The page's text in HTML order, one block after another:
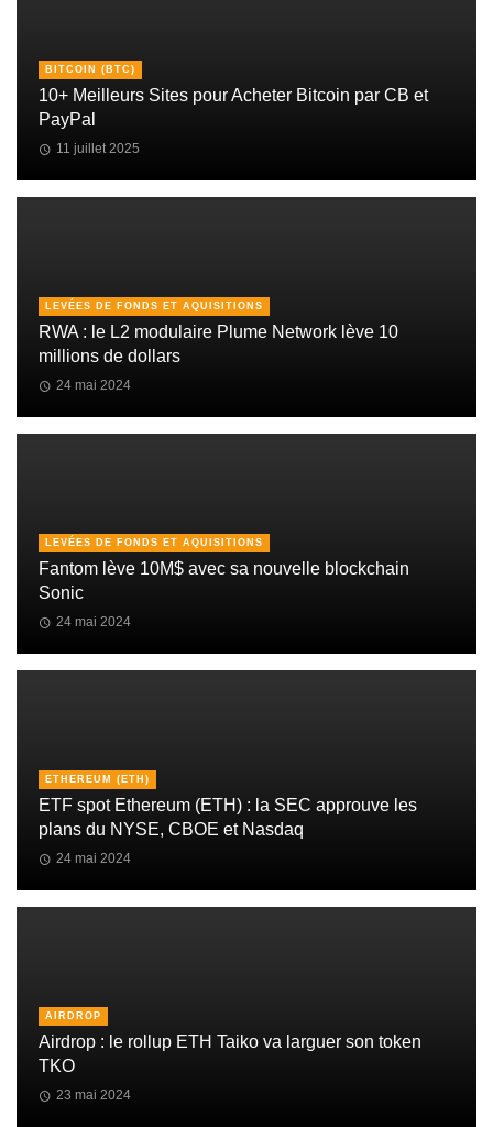
BITCOIN (BTC)
10+ Meilleurs Sites pour Acheter Bitcoin par CB et
PayPal
11 juillet 2025
LEVÉES DE FONDS ET AQUISITIONS
RWA : le L2 modulaire Plume Network lève 10
millions de dollars
24 mai 2024
LEVÉES DE FONDS ET AQUISITIONS
Fantom lève 10M$ avec sa nouvelle blockchain
Sonic
24 mai 2024
ETHEREUM (ETH)
ETF spot Ethereum (ETH) : la SEC approuve les
plans du NYSE, CBOE et Nasdaq
24 mai 2024
AIRDROP
Airdrop : le rollup ETH Taiko va larguer son token
TKO
23 mai 2024